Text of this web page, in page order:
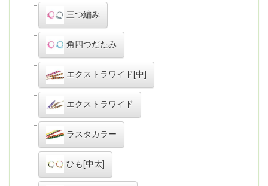
三つ編み
角四つだたみ
エクストラワイド[中]
エクストラワイド
ラスタカラー
ひも[中太]